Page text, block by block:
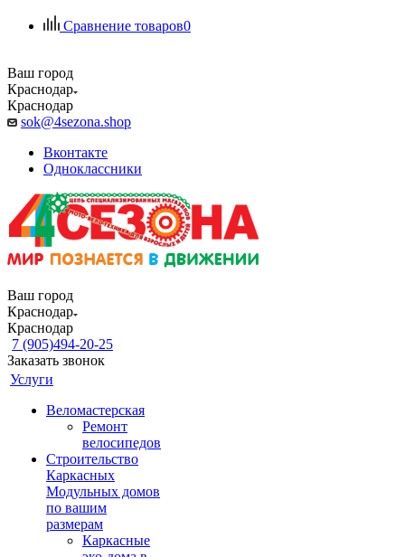
Сравнение товаров0
Ваш город
Краснодар
Краснодар
sok@4sezona.shop
Вконтакте
Одноклассники
Ваш город
Краснодар
Краснодар
7 (905)494-20-25
Заказать звонок
Услуги
Веломастерская
Ремонт
велосипедов
Строительство
Каркасных
Модульных домов
по вашим
размерам
Каркасные